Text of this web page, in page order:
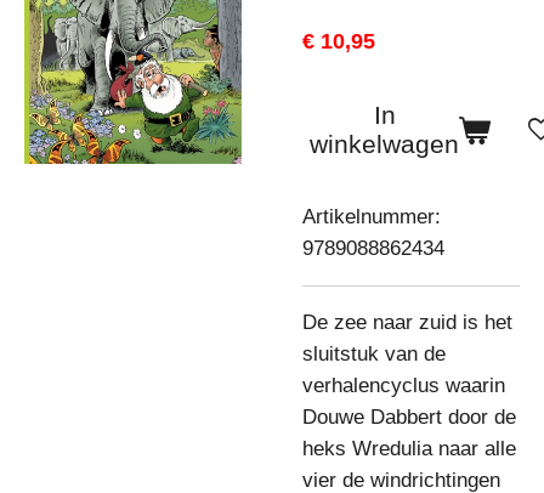
€ 10,95
In
winkelwagen
Artikelnummer:
9789088862434
De zee naar zuid is het
sluitstuk van de
verhalencyclus waarin
Douwe Dabbert door de
heks Wredulia naar alle
vier de windrichtingen